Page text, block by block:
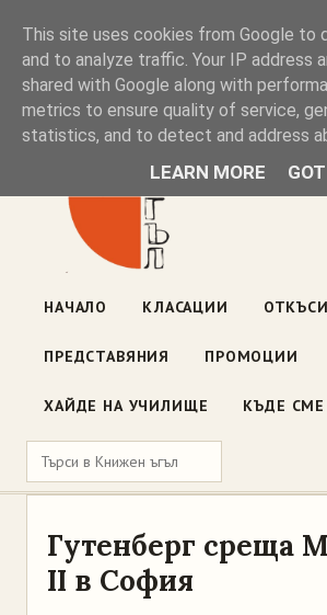
Книжен ъгъл
Блог на книжарницата — класации,
ул. „Оборище" 117, София· пон–пет
НАЧАЛО КЛАСАЦИИ ОТКЪСИ
ПРЕДСТАВЯНИЯ ПРОМОЦИИ
ХАЙДЕ НА УЧИЛИЩЕ КЪДЕ СМЕ
Гутенберг среща
II в София
This site uses cookies from Google to
and to analyze traffic. Your IP address
shared with Google along with
metrics to ensure quality of service,
statistics, and to detect and address
LEARN MORE